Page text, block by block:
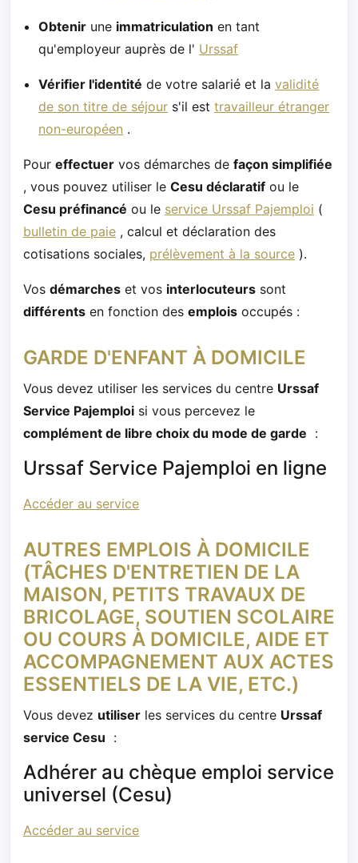
Obtenir une immatriculation en tant
qu'employeur auprès de l' Urssaf
Vérifier l'identité de votre salarié et lavalidité
de son titre de séjour s'il esttravailleur étranger
non-européen .
Pour effectuer vos démarches de façon simplifiée
, vous pouvez utiliser le Cesu déclaratif ou le
Cesu préfinancé ou le service Urssaf Pajemploi (
bulletin de paie , calcul et déclaration des
cotisations sociales, prélèvement à la source ).
Vos démarches et vos interlocuteurs sont
différents en fonction des emplois occupés :
GARDE D'ENFANT À DOMICILE
Vous devez utiliser les services du centre Urssaf
Service Pajemploi si vous percevez le
complément de libre choix du mode de garde :
Urssaf Service Pajemploi en ligne
Accéder au service
AUTRES EMPLOIS À DOMICILE
(TÂCHES D'ENTRETIEN DE LA
MAISON, PETITS TRAVAUX DE
BRICOLAGE, SOUTIEN SCOLAIRE
OU COURS À DOMICILE, AIDE ET
ACCOMPAGNEMENT AUX ACTES
ESSENTIELS DE LA VIE, ETC.)
Vous devez utiliser les services du centre Urssaf
service Cesu :
Adhérer au chèque emploi service
universel (Cesu)
Accéder au service